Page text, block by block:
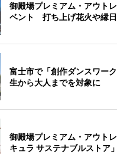
御殿場プレミアム・アウト
ベント 打ち上げ花火や縁
富士市で「創作ダンスワー
生から大人までを対象に
御殿場プレミアム・アウト
キュラ サステナブルストア」